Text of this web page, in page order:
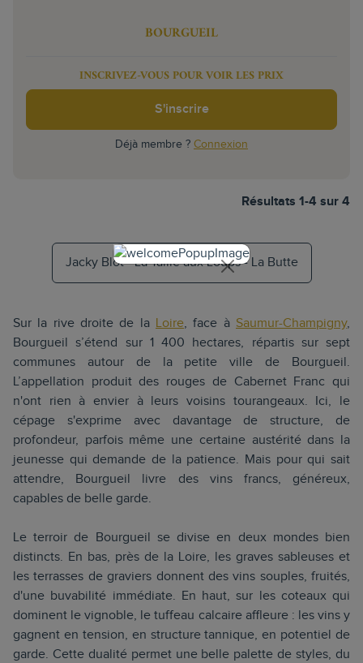
BOURGUEIL
INSCRIVEZ-VOUS POUR VOIR LES PRIX
S'inscrire
Déjà membre ? Connexion
Résultats 1-4 sur 4
Jacky Blot - La Taille aux Loups - La Butte
Sur la rive droite de la Loire, face à Saumur-Champigny,
Bourgueil s’étend sur 1 400 hectares, répartis sur sept
communes autour de la petite ville de Bourgueil.
L’appellation produit des rouges de Cabernet Franc qui
n'ont rien à envier à leurs voisins tourangeaux. Ici, le
cépage s'exprime avec davantage de structure, de
profondeur, parfois même une certaine austérité dans la
jeunesse qui demande de la patience. Mais pour qui sait
attendre, Bourgueil livre des vins francs, généreux,
capables de belle garde.
Le terroir de Bourgueil se divise en deux mondes bien
distincts. En bas, près de la Loire, les graves sableuses et
les terrasses de graviers donnent des vins souples, fruités,
d'une buvabilité immédiate. En haut, sur les coteaux qui
dominent le vignoble, le tuffeau calcaire affleure : les vins y
gagnent en tension, en structure tannique, en potentiel de
garde. Cette dualité permet une belle palette de styles, du